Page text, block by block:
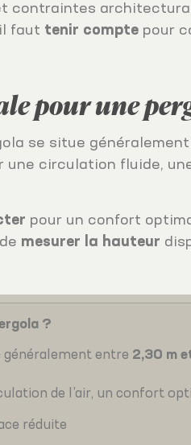
contraintes
faut tenir compte pour
pour une
se situe
circulation fluide,
pour un confort
mesurer la hauteur
?
généralement entre 2,30 m
de l’air, un confort
réduite